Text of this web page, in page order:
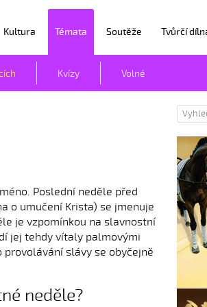
Kultura Témata Soutěže Tvůrčí
Kvízy Volné
Poslední neděle před
o umučení Krista) se jmenuje
je vzpomínkou na slavnostní
jej tehdy vítaly palmovými
slávy se obyčejně
neděle?